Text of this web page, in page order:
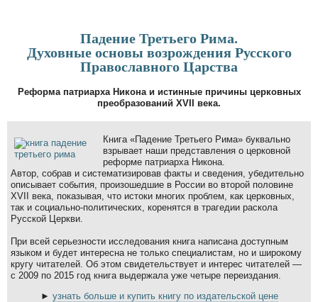
Падение Третьего Рима.
Духовные основы возрождения Русского
Православного Царства
Реформа патриарха Никона и истинные причины церковных
преобразований XVII века.
Книга «Падение Третьего Рима» буквально
взрывает наши представления о церковной
реформе патриарха Никона.
Автор, собрав и систематизировав факты и сведения, убедительно
описывает события, произошедшие в России во второй половине
XVII века, показывая, что истоки многих проблем, как церковных,
так и социально-политических, коренятся в трагедии раскола
Русской Церкви.
При всей серьезности исследования книга написана доступным
языком и будет интересна не только специалистам, но и широкому
кругу читателей. Об этом свидетельствует и интерес читателей —
с 2009 по 2015 год книга выдержала уже четыре переиздания.
► узнать больше и купить книгу по издательской цене